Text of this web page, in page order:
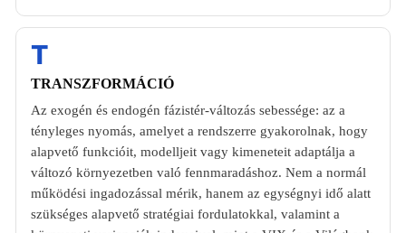
T
TRANSZFORMÁCIÓ
Az exogén és endogén fázistér-változás sebessége: az a
tényleges nyomás, amelyet a rendszerre gyakorolnak, hogy
alapvető funkcióit, modelljeit vagy kimeneteit adaptálja a
változó környezetben való fennmaradáshoz. Nem a normál
működési ingadozással mérik, hanem az egységnyi idő alatt
szükséges alapvető stratégiai fordulatokkal, valamint a